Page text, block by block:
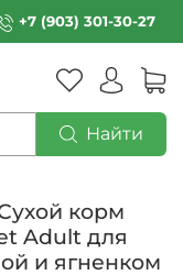
+7 (903) 301-30-27
Найти
корм
Adult для
и ягненком